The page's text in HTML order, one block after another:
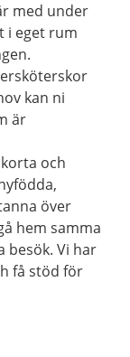
med under
i eget rum
kan ni
är
och
över
hem samma
besök. Vi har
få stöd för